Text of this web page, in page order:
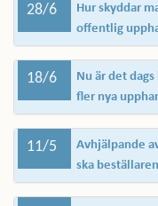
28/6
Hur skyddar
offentlig
18/6
Nu är det
fler nya
11/5
Avhjälpande
ska